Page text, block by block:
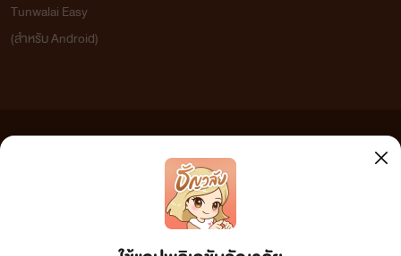
Tunwalai Easy
(สำหรับ Android)
เว็บไซต์แห่งนี้ไม่ได้เห็นด้วยและไม่ขอรับผิดชอบต่อข้อความใดๆ ทั้งสิ้น ดังนั้นผู้อ่านทุกท่านโปรดใช้
วิจารณญาณในการกลั่นกรองด้วยตนเอง และหากท่านพบข้อความใดๆ ที่ขัดต่อกฎหมายและศีลธรรม
กรุณาแจ้งมาที่ tunwalai@ookbee.com เพื่อทีมงานจะได้ดำเนินการในทันที ทั้งนี้ ทางเว็บไซต์ขอสงวน
ลิขสิทธิ์ตามพระราชบัญญัติลิขสิทธิ์ (ฉบับเพิ่มเติม) พ.ศ.2558